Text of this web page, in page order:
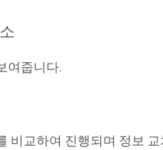
여줍니다.
비교하여 진행되며 정보